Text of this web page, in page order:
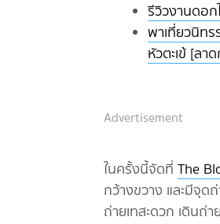
รีวิวงานดอ
พาเที่ยวนิท
หัวตะเข้ [ลา
Advertisement
ในครั้งนี้จัดที่ The
กว้างขวาง และมีจุด
ถ่ายเทสะดวก เดินถ่